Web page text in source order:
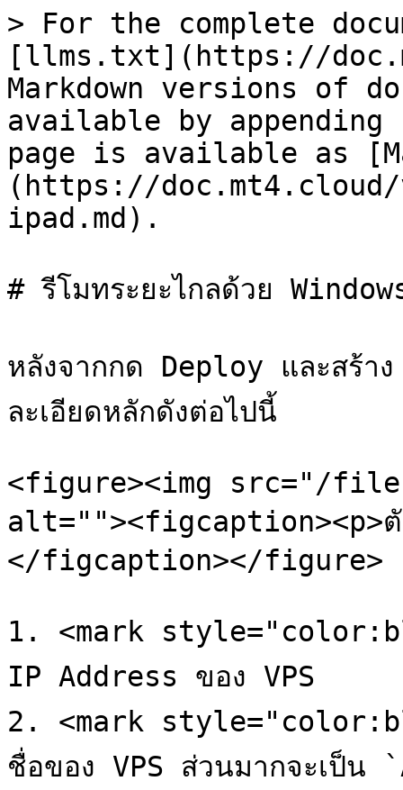
> For the complete
[llms.txt](https://
Markdown versions of
available by
page is available as
(https://doc.mt4.cloud/
ipad.md).
# รีโมทระยะไกลด้วย
หลังจากกด Deploy และสร้าง
ละเอียดหลักดังต่อไปนี้
<figure><img src="/
alt=""><figcaption><p>ตัว
</figcaption></figure>
1. <mark
IP Address ของ VPS
2. <mark
ชื่อของ VPS ส่วนมากจะเป็